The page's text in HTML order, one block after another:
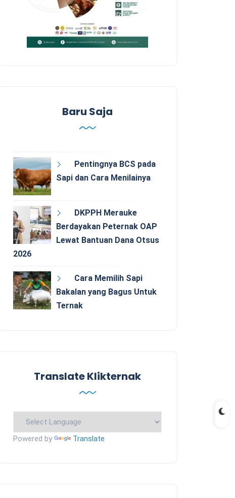
Baru Saja
Pentingnya BCS pada
Sapi dan Cara Menilainya
DKPPH Merauke
Berdayakan Peternak OAP
Lewat Bantuan Dana Otsus
2026
Cara Memilih Sapi
Bakalan yang Bagus Untuk
Ternak
Translate Klikternak
Powered by Translate